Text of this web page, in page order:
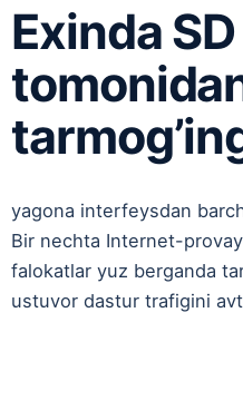
Exinda
yagona interfeysdan
Bir nechta Internet-
falokatlar yuz berganda
ustuvor dastur trafigini